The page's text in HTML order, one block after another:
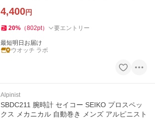
4,400円
20% （802pt） 要エントリー
最短明日お届け
ウオッチ ラボ
Alpinist
SBDC211 腕時計 セイコー SEIKO プロスペッ
クス メカニカル 自動巻き メンズ アルピニスト